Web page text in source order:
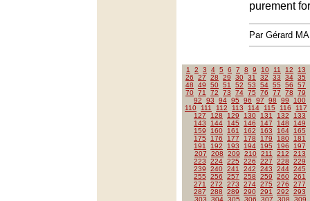
purement
Par Gérard
1 2 3 4 5 6 7 8 9 10 11 12
13
26
27 28 29 30 31 32 33 34 35
48
49 50 51 52 53 54 55 56
57
70 71 72 73 74 75 76 77 78
79
92
93 94 95 96 97 98 99
100
110
111 112 113 114 115 116
117
127
128 129 130 131 132
133
143
144 145 146 147 148
149
159
160 161 162 163 164
165
175
176 177 178 179 180
181
191
192 193 194 195 196
197
207
208 209 210 211 212
213
223
224 225 226 227 228
229
239
240 241 242 243 244 245
255
256 257 258 259 260 261
271
272 273 274 275 276
277
287
288 289 290 291 292
293
303
304 305 306 307 308
309